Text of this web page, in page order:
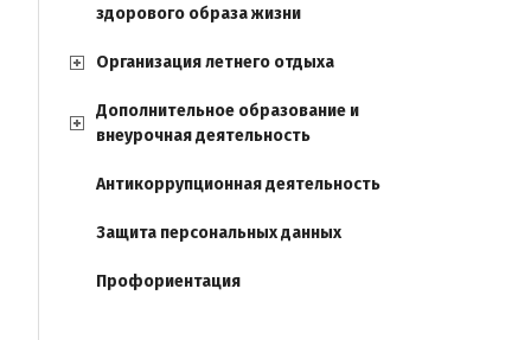
здорового образа жизни
Организация летнего отдыха
Дополнительное образование и
внеурочная деятельность
Антикоррупционная деятельность
Защита персональных данных
Профориентация